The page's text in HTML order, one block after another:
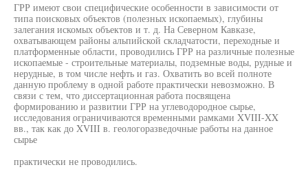
ГРР имеют свои специфические особенности в зависимости от
типа поисковых объектов (полезных ископаемых), глубины
залегания искомых объектов и т. д. На Северном Кавказе,
охватывающем районы альпийской складчатости, переходные и
платформенные области, проводились ГРР на различные полезные
ископаемые - строительные материалы, подземные воды, рудные и
нерудные, в том числе нефть и газ. Охватить во всей полноте
данную проблему в одной работе практически невозможно. В
связи с тем, что диссертационная работа посвящена
формированию и развитии ГРР на углеводородное сырье,
исследования ограничиваются временными рамками XVIII-XX
вв., так как до XVIII в. геологоразведочные работы на данное
сырье
практически не проводились.